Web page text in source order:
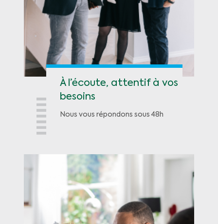
À l’écoute, attentif à vos
besoins
Nous vous répondons sous 48h